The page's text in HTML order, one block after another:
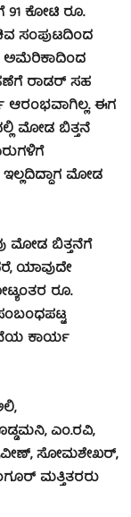
91 ಕೋಟಿ ರೂ.
ಸಂಪುಟದಿಂದ
ಅಮೆರಿಕಾದಿಂದ
ರಾಡರ್ ಸಹ
ಈಗ
ಮೋಡ ಬಿತ್ತನೆ
ಮೋಡ
ಮೋಡ ಬಿತ್ತನೆಗೆ
ಯಾವುದೇ
ರೂ.
ಕಾರ್ಯ
ಎಂ.ರವಿ,
ಸೋಮಶೇಖರ್,
ಮತ್ತಿತರರು